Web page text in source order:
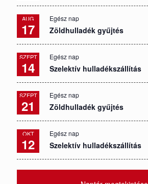
AUG
17
Egész nap
Zöldhulladék gyűjtés
SZEPT
14
Egész nap
Szelektív hulladékszállítás
SZEPT
21
Egész nap
Zöldhulladék gyűjtés
OKT
12
Egész nap
Szelektív hulladékszállítás